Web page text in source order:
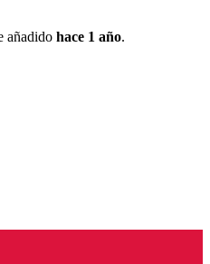
añadido hace 1 año.